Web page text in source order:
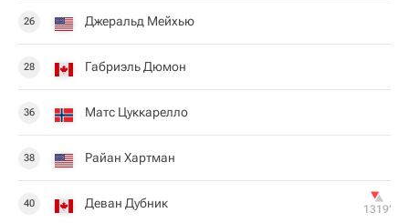
26 Джеральд Мейхью
28 Габриэль Дюмон
36 Матс Цуккарелло
38 Райан Хартман
40 Деван Дубник 1319‎’‎